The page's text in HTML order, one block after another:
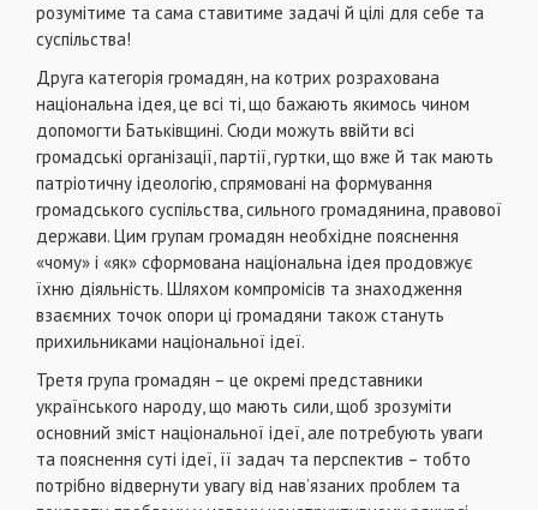
розумiтиме та сама ставитиме задачi й цiлi для себе та
суспiльства!
Друга категорiя громадян, на котрих розрахована
нацiональна iдея, це всi тi, що бажають якимось чином
допомогти Батькiвщинi. Сюди можуть ввiйти всi
громадськi органiзацiї, партiї, гуртки, що вже й так мають
патрiотичну iдеологiю, спрямованi на формування
громадського суспiльства, сильного громадянина, правової
держави. Цим групам громадян необхiдне пояснення
«чому» i «як» сформована нацiональна iдея продовжує
їхню дiяльнiсть. Шляхом компромiсiв та знаходження
взаємних точок опори цi громадяни також стануть
прихильниками нацiональної iдеї.
Третя група громадян – це окремi представники
українського народу, що мають сили, щоб зрозумiти
основний змiст нацiональної iдеї, але потребують уваги
та пояснення сутi iдеї, її задач та перспектив – тобто
потрiбно вiдвернути увагу вiд нав’язаних проблем та